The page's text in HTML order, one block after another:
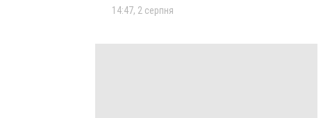
14:47, 2 серпня